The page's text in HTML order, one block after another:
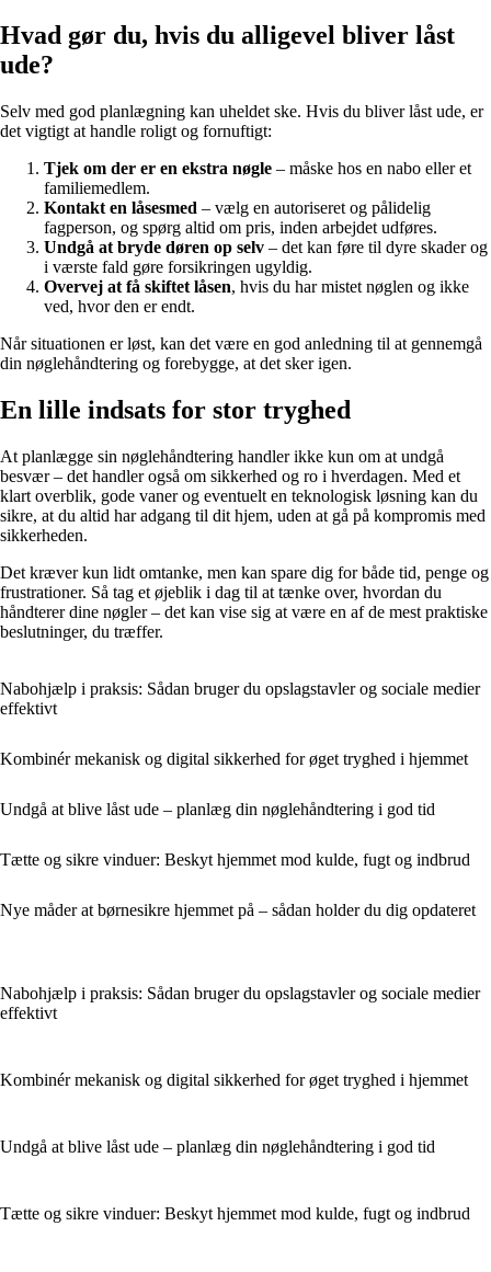
Hvad gør du, hvis du alligevel bliver låst
ude?
Selv med god planlægning kan uheldet ske. Hvis du bliver låst ude, er
det vigtigt at handle roligt og fornuftigt:
Tjek om der er en ekstra nøgle – måske hos en nabo eller et
familiemedlem.
Kontakt en låsesmed – vælg en autoriseret og pålidelig
fagperson, og spørg altid om pris, inden arbejdet udføres.
Undgå at bryde døren op selv – det kan føre til dyre skader og
i værste fald gøre forsikringen ugyldig.
Overvej at få skiftet låsen, hvis du har mistet nøglen og ikke
ved, hvor den er endt.
Når situationen er løst, kan det være en god anledning til at gennemgå
din nøglehåndtering og forebygge, at det sker igen.
En lille indsats for stor tryghed
At planlægge sin nøglehåndtering handler ikke kun om at undgå
besvær – det handler også om sikkerhed og ro i hverdagen. Med et
klart overblik, gode vaner og eventuelt en teknologisk løsning kan du
sikre, at du altid har adgang til dit hjem, uden at gå på kompromis med
sikkerheden.
Det kræver kun lidt omtanke, men kan spare dig for både tid, penge og
frustrationer. Så tag et øjeblik i dag til at tænke over, hvordan du
håndterer dine nøgler – det kan vise sig at være en af de mest praktiske
beslutninger, du træffer.
Nabohjælp i praksis: Sådan bruger du opslagstavler og sociale medier
effektivt
Kombinér mekanisk og digital sikkerhed for øget tryghed i hjemmet
Undgå at blive låst ude – planlæg din nøglehåndtering i god tid
Tætte og sikre vinduer: Beskyt hjemmet mod kulde, fugt og indbrud
Nye måder at børnesikre hjemmet på – sådan holder du dig opdateret
Nabohjælp i praksis: Sådan bruger du opslagstavler og sociale medier
effektivt
Kombinér mekanisk og digital sikkerhed for øget tryghed i hjemmet
Undgå at blive låst ude – planlæg din nøglehåndtering i god tid
Tætte og sikre vinduer: Beskyt hjemmet mod kulde, fugt og indbrud